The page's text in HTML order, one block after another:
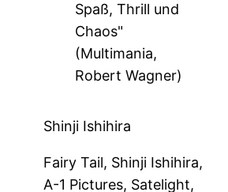
Spaß, Thrill und
Chaos"
(Multimania,
Robert Wagner)
Shinji Ishihira
Fairy Tail, Shinji Ishihira,
A-1 Pictures, Satelight,